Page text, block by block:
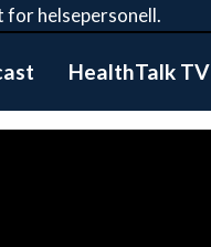
for helsepersonell.
HealthTalk TV